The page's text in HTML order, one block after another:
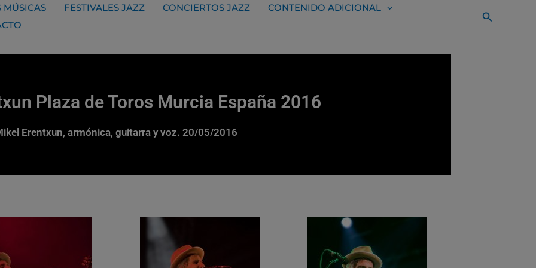
MÚSICAS FESTIVALES JAZZ CONCIERTOS JAZZ
CONTENIDO ADICIONAL
Buscar
Plaza de Toros Murcia España 2016
Erentxun, armónica, guitarra y voz. 20/05/2016